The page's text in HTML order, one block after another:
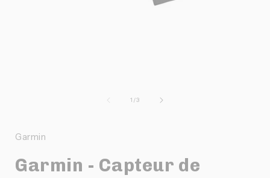
fenêtre
1 /de
3
Garmin
Garmin - Capteur de